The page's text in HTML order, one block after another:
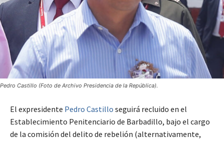
Pedro Castillo (Foto de Archivo Presidencia de la República).
El expresidente Pedro Castillo seguirá recluido en el
Establecimiento Penitenciario de Barbadillo, bajo el cargo
de la comisión del delito de rebelión (alternativamente,